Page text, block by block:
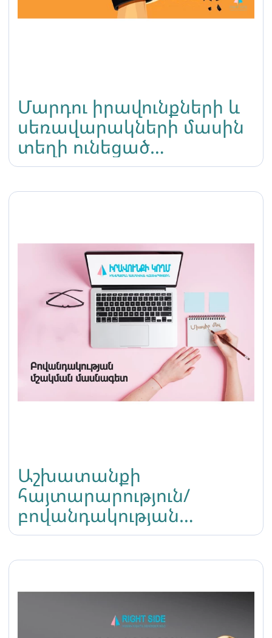
Մարդու իրավունքների և
սեռավարակների մասին
տեղի ունեցած
դասընթացների շարք
Աշխատանքի
հայտարարություն/
բովանդակության
մշակման մասնագետ